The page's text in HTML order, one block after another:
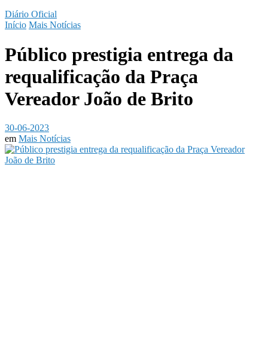
Diário Oficial
Início Mais Notícias
Público prestigia entrega da
requalificação da Praça
Vereador João de Brito
30-06-2023
em Mais Notícias